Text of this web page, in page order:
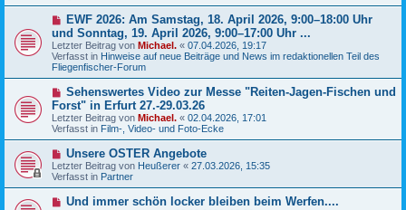
a
g
e
t
r
a
g
N
u
e
r
B
e
t
r
a
EWF 2026: Am Samstag, 18. April 2026, 9:00–18:00 Uhr
und Sonntag, 19. April 2026, 9:00–17:00 Uhr ...
Letzter Beitrag von Michael. « 07.04.2026, 19:17
Verfasst in Hinweise auf neue Beiträge und News im redaktionellen Teil des
Fliegenfischer-Forum
N
u
e
r
B
e
i
t
r
a
Sehenswertes Video zur Messe "Reiten-Jagen-Fischen und
Forst" in Erfurt 27.-29.03.26
Letzter Beitrag von Michael. « 02.04.2026, 17:01
Verfasst in Film-, Video- und Foto-Ecke
N
e
u
e
B
Unsere OSTER Angebote
Letzter Beitrag von Heußerer « 27.03.2026, 15:35
Verfasst in Partner
NUnd immer schön locker bleiben beim Werfen....